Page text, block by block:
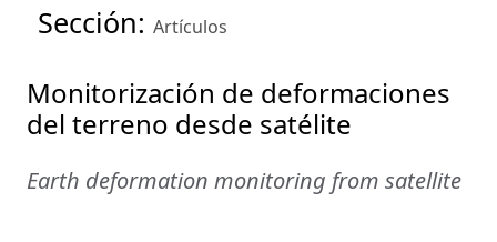
Sección: Artículos
Monitorización de deformaciones
del terreno desde satélite
Earth deformation monitoring from satellite